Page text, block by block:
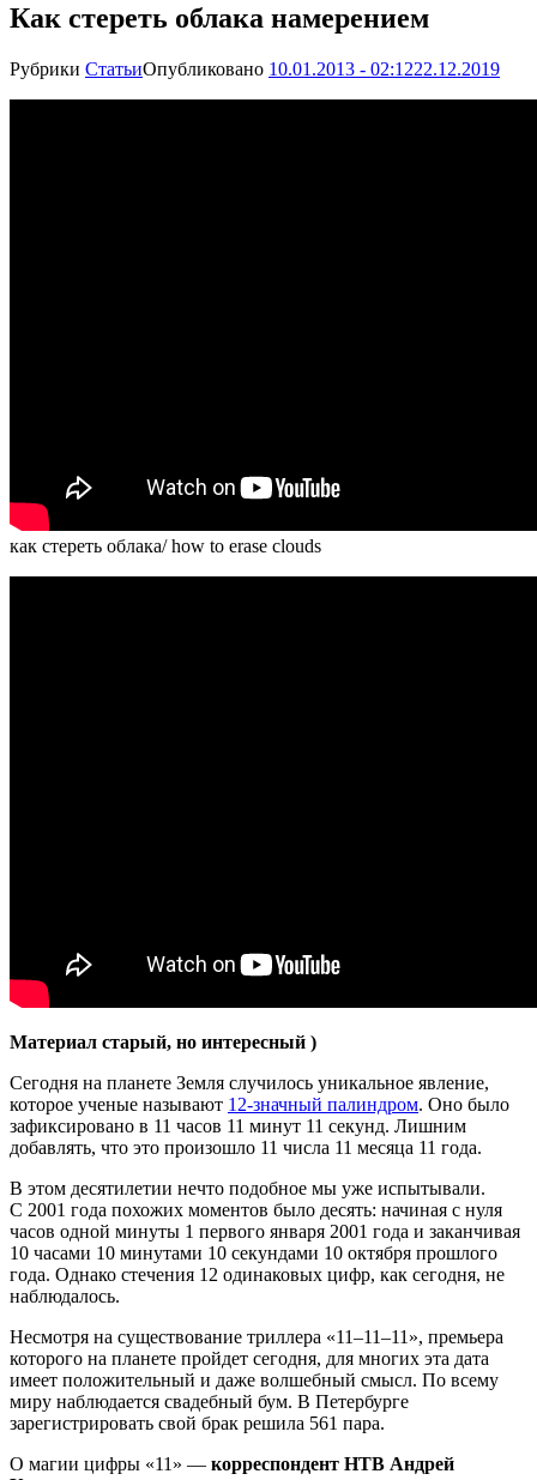
Как стереть облака намерением
Рубрики СтатьиОпубликовано 10.01.2013 - 02:1222.12.2019
как стереть облака/ how to erase clouds
Материал старый, но интересный )
Сегодня на планете Земля случилось уникальное явление,
которое ученые называют 12-значный палиндром. Оно было
зафиксировано в 11 часов 11 минут 11 секунд. Лишним
добавлять, что это произошло 11 числа 11 месяца 11 года.
В этом десятилетии нечто подобное мы уже испытывали.
С 2001 года похожих моментов было десять: начиная с нуля
часов одной минуты 1 первого января 2001 года и заканчивая
10 часами 10 минутами 10 секундами 10 октября прошлого
года. Однако стечения 12 одинаковых цифр, как сегодня, не
наблюдалось.
Несмотря на существование триллера «11–11–11», премьера
которого на планете пройдет сегодня, для многих эта дата
имеет положительный и даже волшебный смысл. По всему
миру наблюдается свадебный бум. В Петербурге
зарегистрировать свой брак решила 561 пара.
О магии цифры «11» — корреспондент НТВ Андрей